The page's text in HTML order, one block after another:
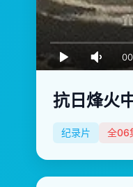
抗日烽火
纪录片 全06